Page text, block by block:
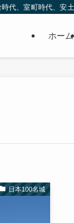
、室町時代、安
ホーム
日本100名城